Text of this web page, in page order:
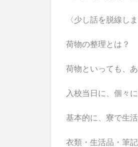
〈少し話を脱線し
荷物の整理とは？
荷物といっても、
入校当日に、個々
基本的に、寮で生
衣類・生活品・筆